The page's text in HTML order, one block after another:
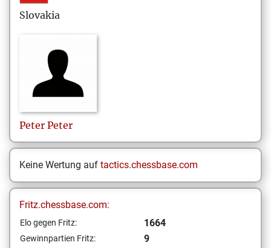
Slovakia
Peter Peter
Keine Wertung auf tactics.chessbase.com
Fritz.chessbase.com:
Elo gegen Fritz: 1664
Gewinnpartien Fritz: 9